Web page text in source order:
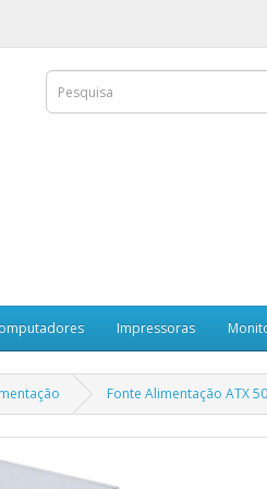
Impressoras
Fonte Alimentação ATX